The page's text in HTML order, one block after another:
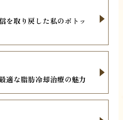
を取り戻した私のボトッ
適な脂肪冷却治療の魅力